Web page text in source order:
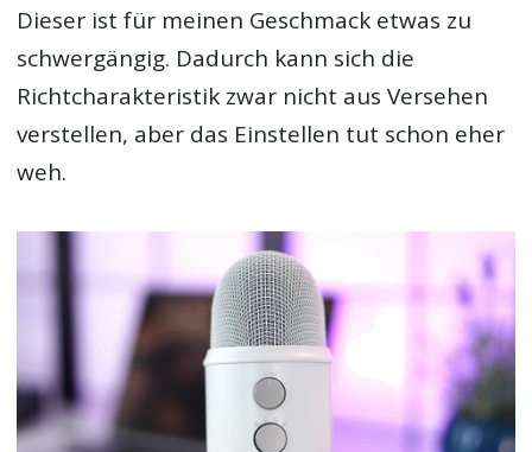
Dieser ist für meinen Geschmack etwas zu
schwergängig. Dadurch kann sich die
Richtcharakteristik zwar nicht aus Versehen
verstellen, aber das Einstellen tut schon eher
weh.